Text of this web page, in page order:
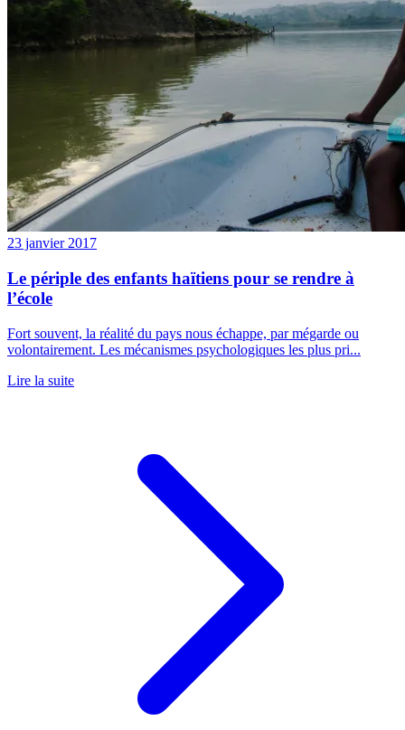
23 janvier 2017
Le périple des enfants haïtiens pour se rendre à
l’école
Fort souvent, la réalité du pays nous échappe, par mégarde ou
volontairement. Les mécanismes psychologiques les plus pri...
Lire la suite